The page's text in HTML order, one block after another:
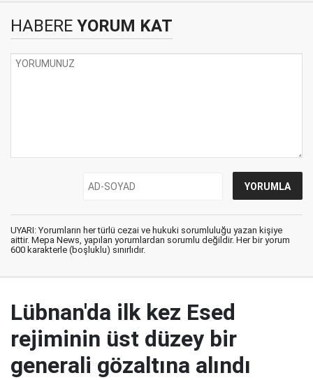
HABERE YORUM KAT
UYARI: Yorumların her türlü cezai ve hukuki sorumluluğu yazan kişiye
aittir. Mepa News, yapılan yorumlardan sorumlu değildir. Her bir yorum
600 karakterle (boşluklu) sınırlıdır.
Lübnan'da ilk kez Esed
rejiminin üst düzey bir
generali gözaltına alındı